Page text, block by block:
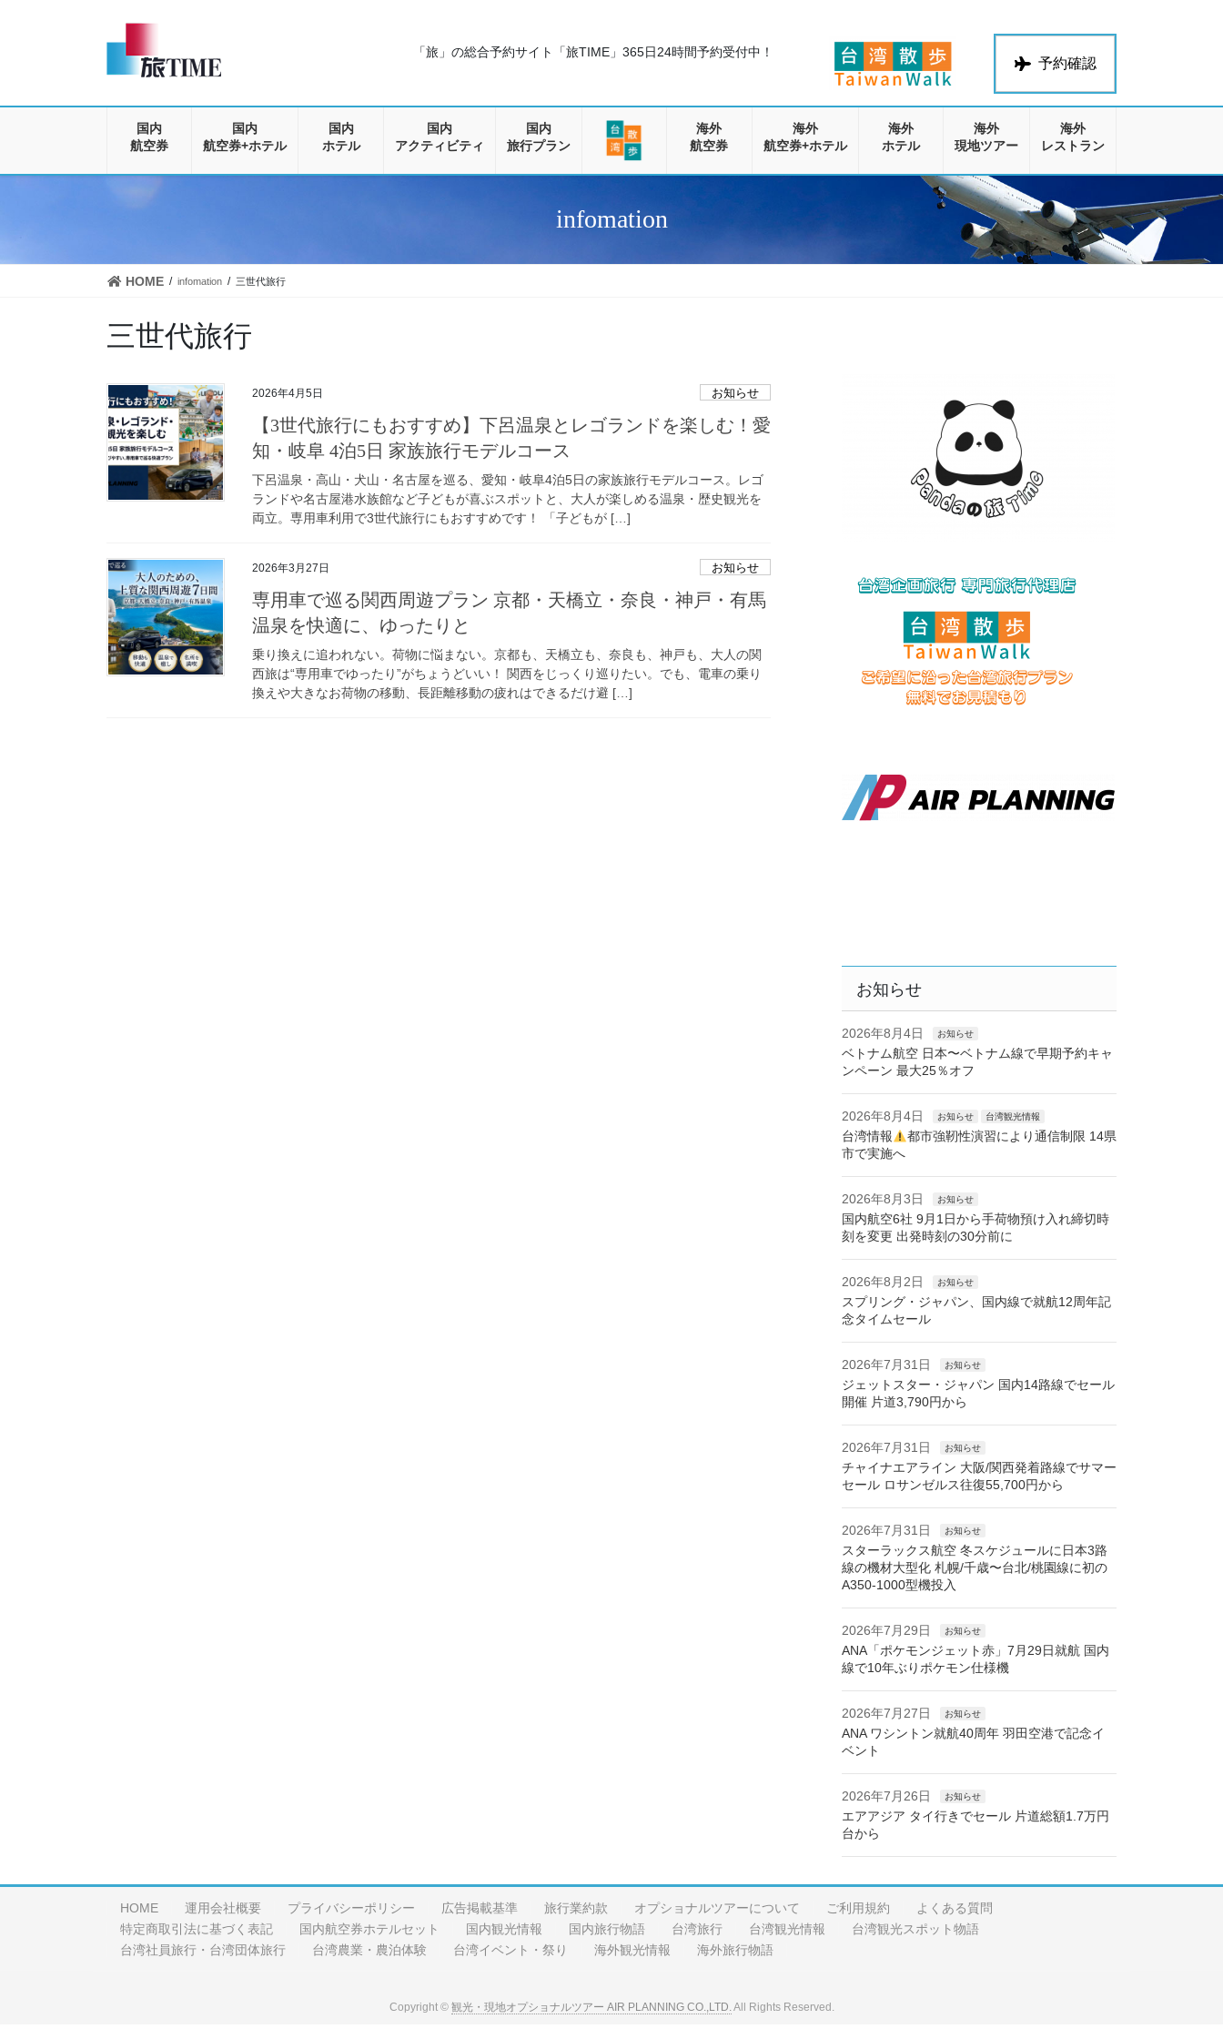
に
ョ
動
予約確認
「旅」の総合予約サイト「旅TIME」 365日24時間予約受付中！
国内
航空券
国内
航空券+ホテル
国内
ホテル
国内
アクティビティ
国内
旅行プラン
海外
航空券
海外
航空券+ホテル
海外
ホテル
海外
現地ツアー
海外
レストラン
infomation
HOME infomation 三世代旅行
三世代旅行
2026年4月5日 お知らせ
【3世代旅行にもおすすめ】下呂温泉とレゴランドを楽しむ！愛
知・岐阜 4泊5日 家族旅行モデルコース
下呂温泉・高山・犬山・名古屋を巡る、愛知・岐阜4泊5日の家族旅行モデルコース。レゴ
ランドや名古屋港水族館など子どもが喜ぶスポットと、大人が楽しめる温泉・歴史観光を
両立。専用車利用で3世代旅行にもおすすめです！ 「子どもが […]
2026年3月27日 お知らせ
専用車で巡る関西周遊プラン 京都・天橋立・奈良・神戸・有馬
温泉を快適に、ゆったりと
乗り換えに追われない。荷物に悩まない。京都も、天橋立も、奈良も、神戸も、大人の関
西旅は“専用車でゆったり”がちょうどいい！ 関西をじっくり巡りたい。でも、電車の乗り
換えや大きなお荷物の移動、長距離移動の疲れはできるだけ避 […]
お知らせ
2026年8月4日 お知らせ
ベトナム航空 日本〜ベトナム線で早期予約キャ
ンペーン 最大25％オフ
2026年8月4日 お知らせ 台湾観光情報
台湾情報
都市強靭性演習により通信制限 14県
市で実施へ
2026年8月3日 お知らせ
国内航空6社 9月1日から手荷物預け入れ締切時
刻を変更 出発時刻の30分前に
2026年8月2日 お知らせ
スプリング・ジャパン、国内線で就航12周年記
念タイムセール
2026年7月31日 お知らせ
ジェットスター・ジャパン 国内14路線でセール
開催 片道3,790円から
2026年7月31日 お知らせ
チャイナエアライン 大阪/関西発着路線でサマー
セール ロサンゼルス往復55,700円から
2026年7月31日 お知らせ
スターラックス航空 冬スケジュールに日本3路
線の機材大型化 札幌/千歳〜台北/桃園線に初の
A350-1000型機投入
2026年7月29日 お知らせ
ANA「ポケモンジェット赤」7月29日就航 国内
線で10年ぶりポケモン仕様機
2026年7月27日 お知らせ
ANA ワシントン就航40周年 羽田空港で記念イ
ベント
2026年7月26日 お知らせ
エアアジア タイ行きでセール 片道総額1.7万円
台から
HOME 運用会社概要 プライバシーポリシー 広告掲載基準 旅行業約款 オプショナルツアーについて ご利用規約
よくある質問
特定商取引法に基づく表記
国内航空券ホテルセット 国内観光情報 国内旅行物語 台湾旅行 台湾観光情報
台湾観光スポット物語
台湾社員旅行・台湾団体旅行
台湾農業・農泊体験 台湾イベント・祭り 海外観光情報 海外旅行物語
Copyright © 観光・現地オプショナルツアー AIR PLANNING CO.,LTD.All Rights Reserved.